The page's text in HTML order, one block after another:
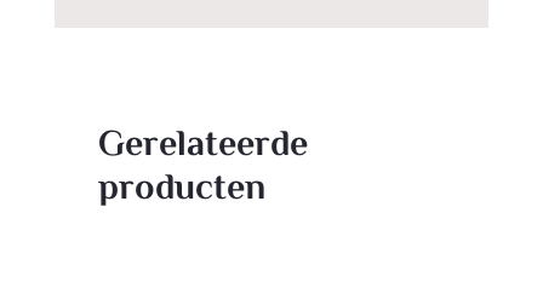
Gerelateerde
producten